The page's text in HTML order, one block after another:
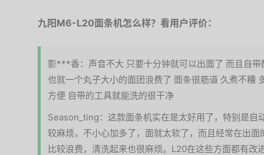
九阳M6-L20面条机怎么样？看用户评价：
影***香：声音不大 只要十分钟就可以出面了 而且自
也就一个丸子大小的面团浪费了 面条很筋道 久煮不糟
方便 自带的工具就能洗的很干净
Season_ting：这款面条机实在是太好用了，特别是自
较麻烦，不小心加多了，面就太软了，而且经常在出
比较浪费，清洗起来也很麻烦。L20在这些方面都有改